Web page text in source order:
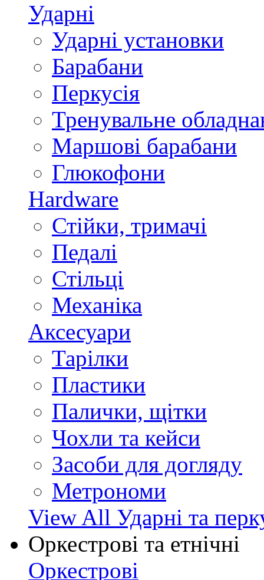
Ударні
Ударні установки
Барабани
Перкусія
Тренувальне
Маршові барабани
Глюкофони
Hardware
Стійки, тримачі
Педалі
Стільці
Механіка
Аксесуари
Тарілки
Пластики
Палички, щітки
Чохли та кейси
Засоби для догляду
Метрономи
View All Ударні та
Оркестрові та етнічні
Оркестрові